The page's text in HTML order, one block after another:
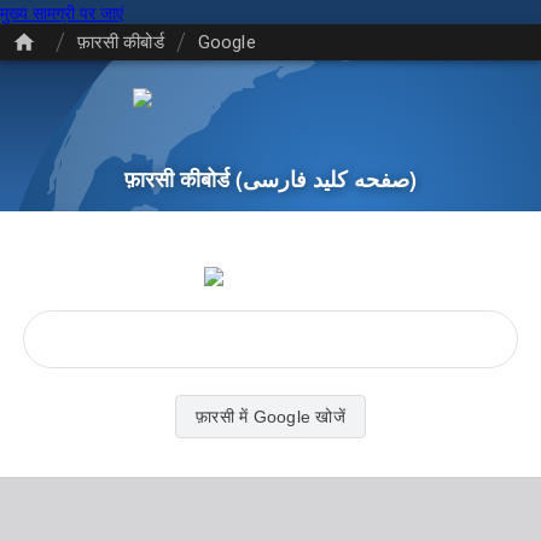
मुख्य सामग्री पर जाएं
/ फ़ारसी कीबोर्ड / Google
फ़ारसी कीबोर्ड (صفحه کلید فارسی)
फ़ारसी में Google खोजें